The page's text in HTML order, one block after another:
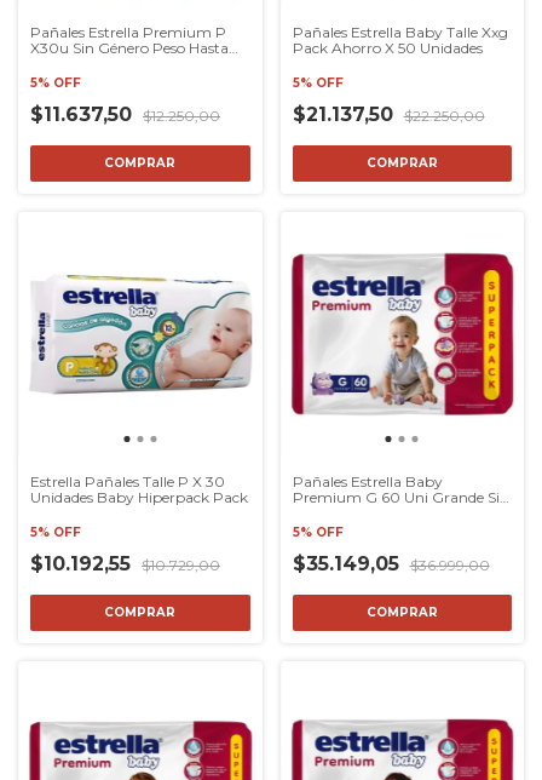
Pañales Estrella Premium P
X30u Sin Género Peso Hasta
5% OFF
$11.637,50 $12.250,00
COMPRAR
Pañales Estrella Baby Talle Xxg
Pack Ahorro X 50 Unidades
5% OFF
$21.137,50 $22.250,00
COMPRAR
Estrella Pañales Talle P X 30
Unidades Baby Hiperpack Pack
5% OFF
$10.192,55 $10.729,00
COMPRAR
Pañales Estrella Baby
Premium G 60 Uni Grande Sin
5% OFF
$35.149,05 $36.999,00
COMPRAR